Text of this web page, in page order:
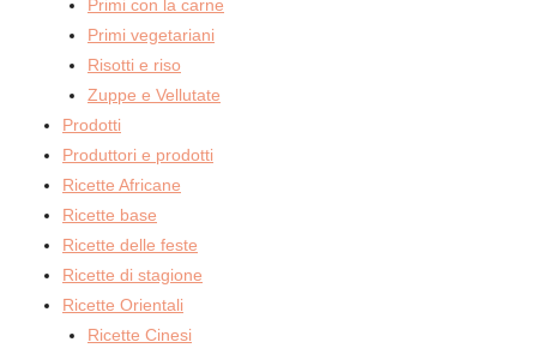
Primi con la carne
Primi vegetariani
Risotti e riso
Zuppe e Vellutate
Prodotti
Produttori e prodotti
Ricette Africane
Ricette base
Ricette delle feste
Ricette di stagione
Ricette Orientali
Ricette Cinesi